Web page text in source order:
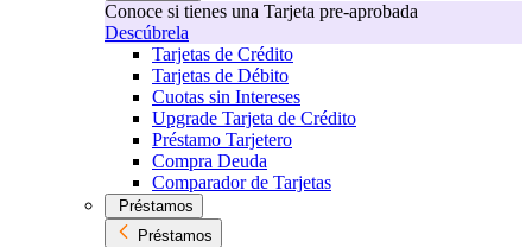
Conoce si tienes una Tarjeta pre-aprobada
Descúbrela
Tarjetas de Crédito
Tarjetas de Débito
Cuotas sin Intereses
Upgrade Tarjeta de Crédito
Préstamo Tarjetero
Compra Deuda
Comparador de Tarjetas
Préstamos
Préstamos